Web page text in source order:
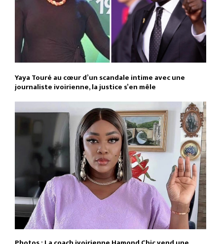
Yaya Touré au cœur d’un scandale intime avec une
journaliste ivoirienne, la justice s’en mêle